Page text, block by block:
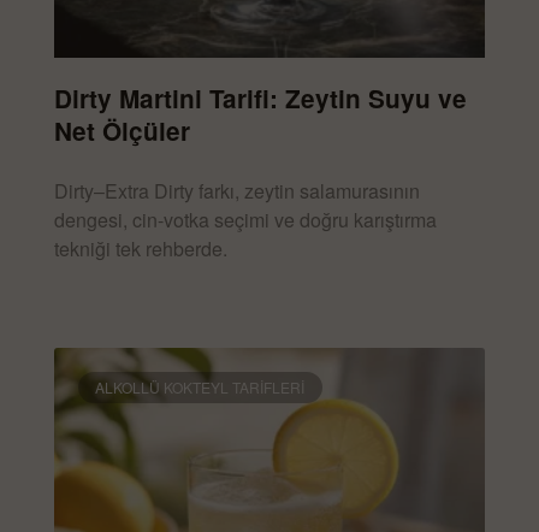
Dirty Martini Tarifi: Zeytin Suyu ve
Net Ölçüler
Dirty–Extra Dirty farkı, zeytin salamurasının
dengesi, cin-votka seçimi ve doğru karıştırma
tekniği tek rehberde.
ALKOLLÜ KOKTEYL TARIFLERI